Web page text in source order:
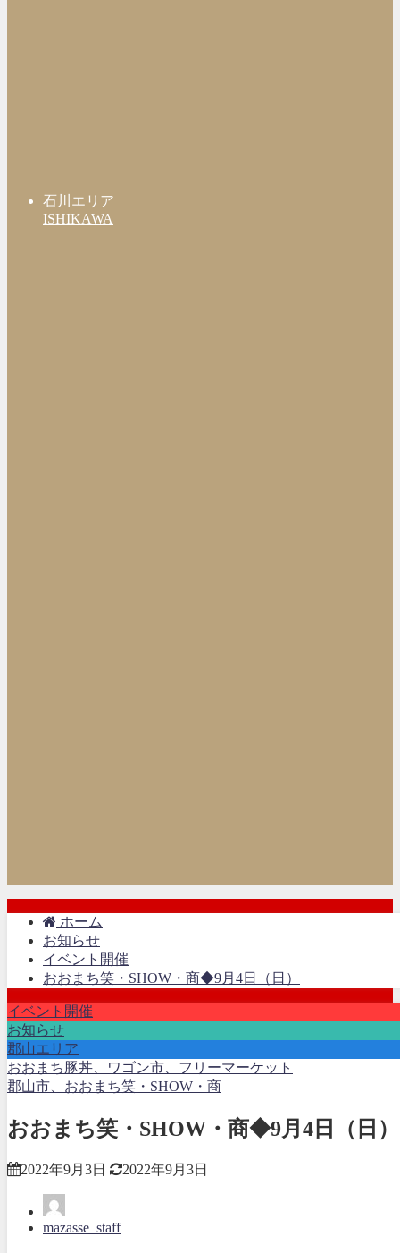
石川エリア
ISHIKAWA
ホーム
お知らせ
イベント開催
おおまち笑・SHOW・商◆9月4日（日）
イベント開催
お知らせ
郡山エリア
おおまち豚丼、ワゴン市、フリーマーケット
郡山市、おおまち笑・SHOW・商
おおまち笑・SHOW・商◆9月4日（日）
2022年9月3日 2022年9月3日
mazasse_staff